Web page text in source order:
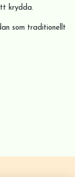
krydda.
som traditionellt